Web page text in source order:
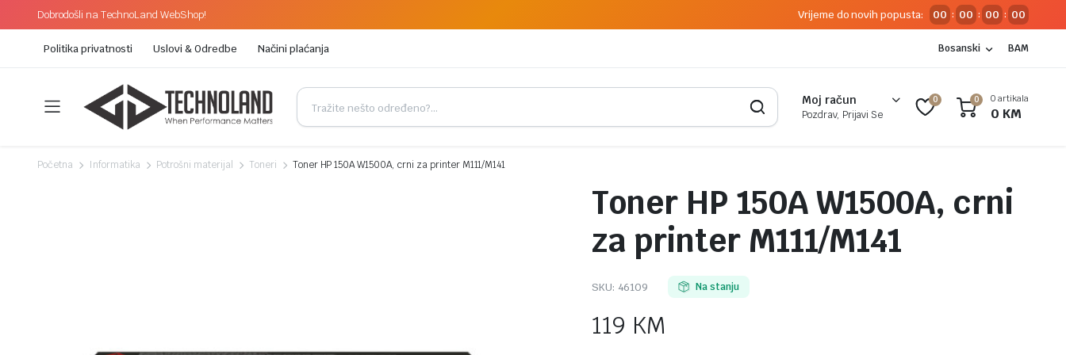
Dobrodošli na TechnoLand WebShop! Vrijeme do novih popusta: 00 : 00 : 00 : 00
Politika privatnosti Uslovi & Odredbe Načini plaćanja Bosanski BAM
Moj račun
Pozdrav, Prijavi Se
0 0 0 artikala
0 KM
Početna Informatika Potrošni materijal Toneri Toner HP 150A W1500A, crni za printer M111/M141
Toner HP 150A W1500A, crni
za printer M111/M141
SKU: 46109 Na stanju
119 KM